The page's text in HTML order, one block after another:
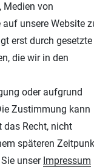
Medien von
unsere Website
erst durch gesetzte
die wir in den
oder aufgrund
Zustimmung kann
das Recht, nicht
späteren
unser Impressum